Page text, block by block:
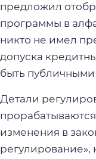
предложил
программы в
никто не имел
допуска
быть
Детали
изменения в